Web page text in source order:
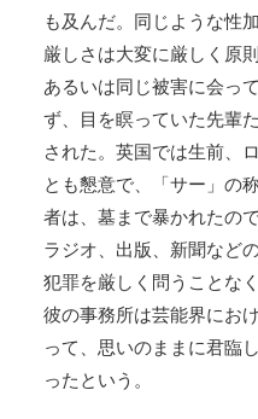
も及んだ。同じような性
厳しさは大変に厳しく原
あるいは同じ被害に会っ
ず、目を瞑っていた先輩
された。英国では生前、
とも懇意で、「サー」の
者は、墓まで暴かれたの
ラジオ、出版、新聞など
犯罪を厳しく問うことな
彼の事務所は芸能界にお
って、思いのままに君臨
ったという。